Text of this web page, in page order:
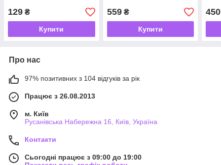
129 ₴
Купити
559₴
Купити
450
Про нас
97% позитивних з 104 відгуків за рік
Працює з 26.08.2013
м. Київ
Русанівська Набережна 16, Київ, Україна
Контакти
Сьогодні працює з 09:00 до 19:00